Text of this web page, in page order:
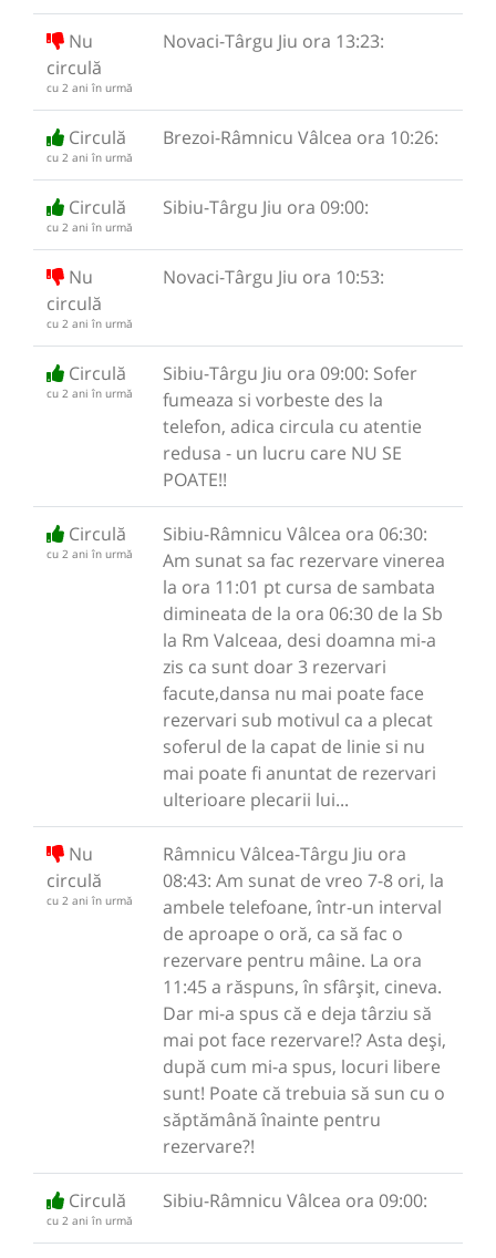
Nu
circulă
cu 2 ani în urmă
Novaci-Târgu Jiu ora 13:23:
Circulă
cu 2 ani în urmă
Brezoi-Râmnicu Vâlcea ora 10:26:
Circulă
cu 2 ani în urmă
Sibiu-Târgu Jiu ora 09:00:
Nu
circulă
cu 2 ani în urmă
Novaci-Târgu Jiu ora 10:53:
Circulă
cu 2 ani în urmă
Sibiu-Târgu Jiu ora 09:00: Sofer
fumeaza si vorbeste des la
telefon, adica circula cu atentie
redusa - un lucru care NU SE
POATE!!
Circulă
cu 2 ani în urmă
Sibiu-Râmnicu Vâlcea ora 06:30:
Am sunat sa fac rezervare vinerea
la ora 11:01 pt cursa de sambata
dimineata de la ora 06:30 de la Sb
la Rm Valceaa, desi doamna mi-a
zis ca sunt doar 3 rezervari
facute,dansa nu mai poate face
rezervari sub motivul ca a plecat
soferul de la capat de linie si nu
mai poate fi anuntat de rezervari
ulterioare plecarii lui...
Nu
circulă
cu 2 ani în urmă
Râmnicu Vâlcea-Târgu Jiu ora
08:43: Am sunat de vreo 7-8 ori, la
ambele telefoane, într-un interval
de aproape o oră, ca să fac o
rezervare pentru mâine. La ora
11:45 a răspuns, în sfârșit, cineva.
Dar mi-a spus că e deja târziu să
mai pot face rezervare!? Asta deși,
după cum mi-a spus, locuri libere
sunt! Poate că trebuia să sun cu o
săptămână înainte pentru
rezervare?!
Circulă
cu 2 ani în urmă
Sibiu-Râmnicu Vâlcea ora 09:00: